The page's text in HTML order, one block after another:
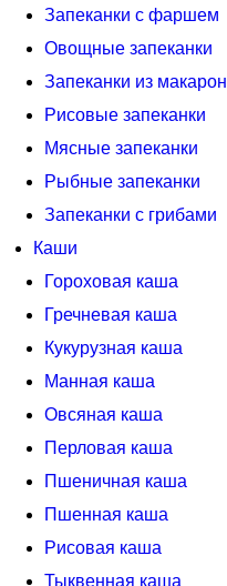
Запеканки с фаршем
Овощные запеканки
Запеканки из макарон
Рисовые запеканки
Мясные запеканки
Рыбные запеканки
Запеканки с грибами
Каши
Гороховая каша
Гречневая каша
Кукурузная каша
Манная каша
Овсяная каша
Перловая каша
Пшеничная каша
Пшенная каша
Рисовая каша
Тыквенная каша